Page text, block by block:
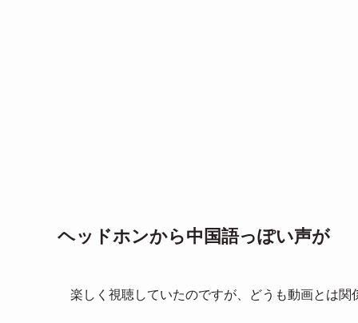
ヘッドホンから中国語っぽい声が
楽しく視聴していたのですが、どうも動画とは